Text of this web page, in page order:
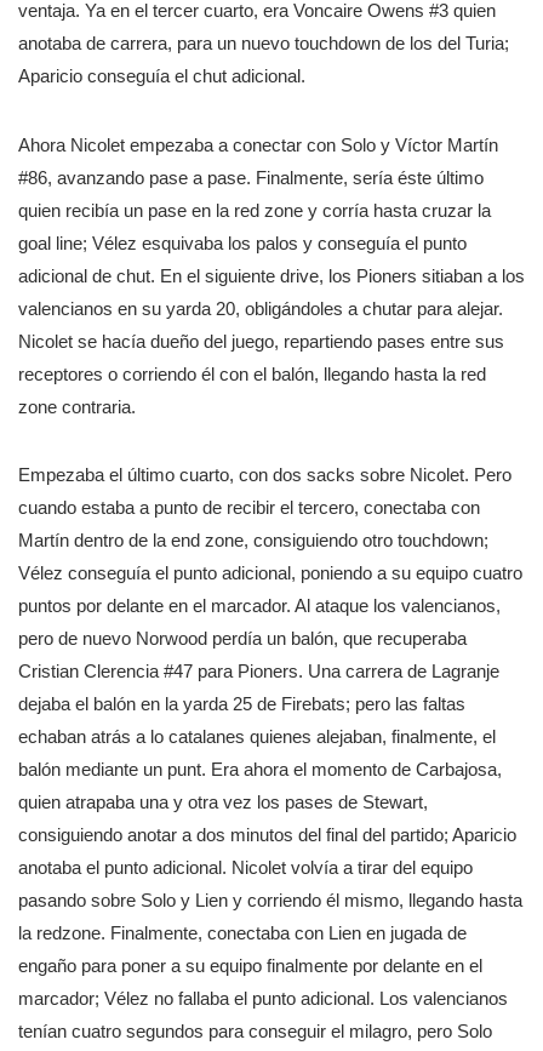
ventaja. Ya en el tercer cuarto, era Voncaire Owens #3 quien
anotaba de carrera, para un nuevo touchdown de los del Turia;
Aparicio conseguía el chut adicional.
Ahora Nicolet empezaba a conectar con Solo y Víctor Martín
#86, avanzando pase a pase. Finalmente, sería éste último
quien recibía un pase en la red zone y corría hasta cruzar la
goal line; Vélez esquivaba los palos y conseguía el punto
adicional de chut. En el siguiente drive, los Pioners sitiaban a los
valencianos en su yarda 20, obligándoles a chutar para alejar.
Nicolet se hacía dueño del juego, repartiendo pases entre sus
receptores o corriendo él con el balón, llegando hasta la red
zone contraria.
Empezaba el último cuarto, con dos sacks sobre Nicolet. Pero
cuando estaba a punto de recibir el tercero, conectaba con
Martín dentro de la end zone, consiguiendo otro touchdown;
Vélez conseguía el punto adicional, poniendo a su equipo cuatro
puntos por delante en el marcador. Al ataque los valencianos,
pero de nuevo Norwood perdía un balón, que recuperaba
Cristian Clerencia #47 para Pioners. Una carrera de Lagranje
dejaba el balón en la yarda 25 de Firebats; pero las faltas
echaban atrás a lo catalanes quienes alejaban, finalmente, el
balón mediante un punt. Era ahora el momento de Carbajosa,
quien atrapaba una y otra vez los pases de Stewart,
consiguiendo anotar a dos minutos del final del partido; Aparicio
anotaba el punto adicional. Nicolet volvía a tirar del equipo
pasando sobre Solo y Lien y corriendo él mismo, llegando hasta
la redzone. Finalmente, conectaba con Lien en jugada de
engaño para poner a su equipo finalmente por delante en el
marcador; Vélez no fallaba el punto adicional. Los valencianos
tenían cuatro segundos para conseguir el milagro, pero Solo